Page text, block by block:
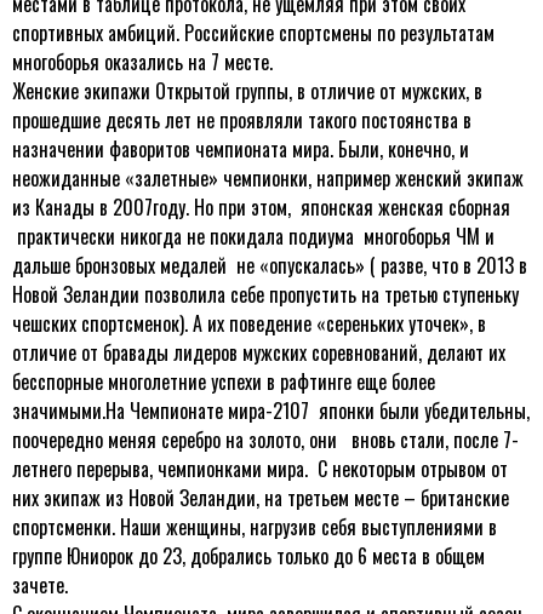
спортивных амбиций. Российские спортсмены по результатам
многоборья оказались на 7 месте.
Женские экипажи Открытой группы, в отличие от мужских, в
прошедшие десять лет не проявляли такого постоянства в
назначении фаворитов чемпионата мира. Были, конечно, и
неожиданные «залетные» чемпионки, например женский экипаж
из Канады в 2007году. Но при этом, японская женская сборная
практически никогда не покидала подиума многоборья ЧМ и
дальше бронзовых медалей не «опускалась» ( разве, что в 2013 в
Новой Зеландии позволила себе пропустить на третью ступеньку
чешских спортсменок). А их поведение «сереньких уточек», в
отличие от бравады лидеров мужских соревнований, делают их
бесспорные многолетние успехи в рафтинге еще более
значимыми.На Чемпионате мира-2107 японки были убедительны,
поочередно меняя серебро на золото, они вновь стали, после 7-
летнего перерыва, чемпионками мира. С некоторым отрывом от
них экипаж из Новой Зеландии, на третьем месте – британские
спортсменки. Наши женщины, нагрузив себя выступлениями в
группе Юниорок до 23, добрались только до 6 места в общем
зачете.